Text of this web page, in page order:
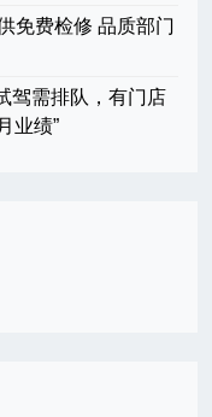
免费检修 品质部门
驾需排队，有门店
业绩”